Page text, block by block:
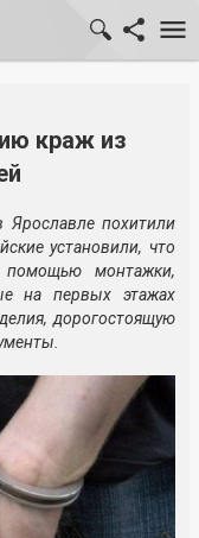
краж из
похитили
установили, что
монтажки,
на первых этажах
дорогостоящую